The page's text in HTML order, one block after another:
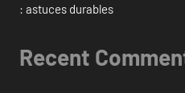
: astuces durables
Recent